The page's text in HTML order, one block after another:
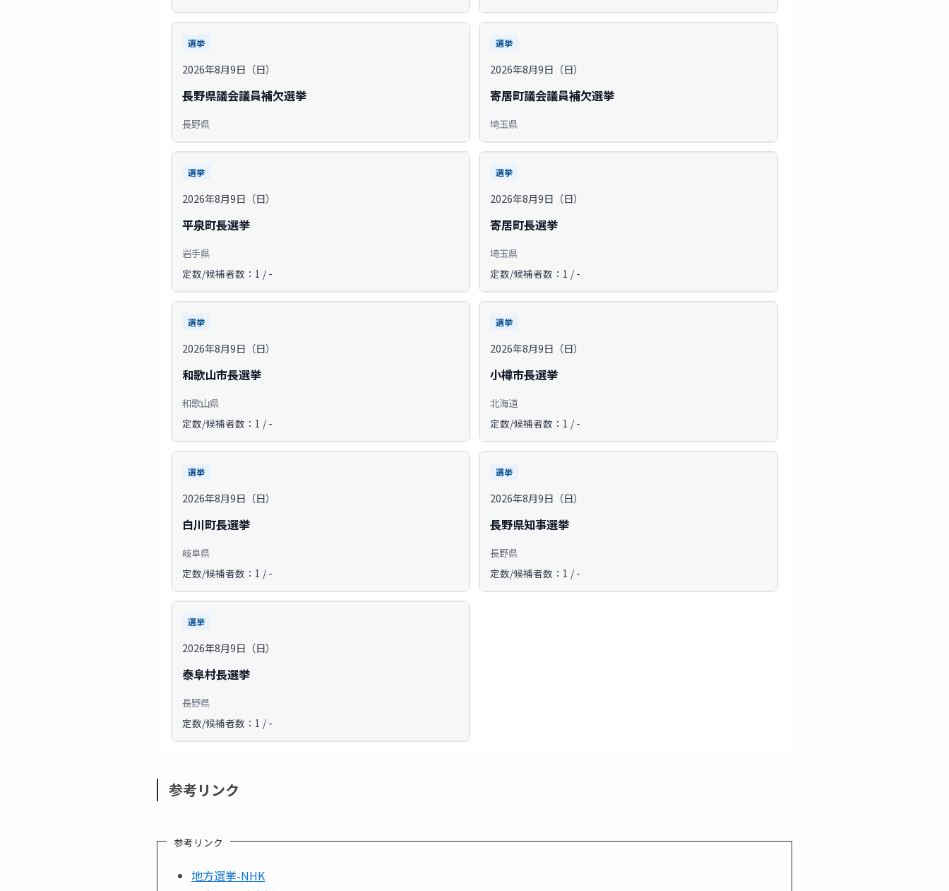
選挙
2026年8月9日（日）
長野県議会議員補欠選挙
長野県
選挙
2026年8月9日（日）
寄居町議会議員補欠選挙
埼玉県
選挙
2026年8月9日（日）
平泉町長選挙
岩手県
定数/候補者数：1 / -
選挙
2026年8月9日（日）
寄居町長選挙
埼玉県
定数/候補者数：1 / -
選挙
2026年8月9日（日）
和歌山市長選挙
和歌山県
定数/候補者数：1 / -
選挙
2026年8月9日（日）
小樽市長選挙
北海道
定数/候補者数：1 / -
選挙
2026年8月9日（日）
白川町長選挙
岐阜県
定数/候補者数：1 / -
選挙
2026年8月9日（日）
長野県知事選挙
長野県
定数/候補者数：1 / -
選挙
2026年8月9日（日）
泰阜村長選挙
長野県
定数/候補者数：1 / -
参考リンク
参考リンク
地方選挙-NHK